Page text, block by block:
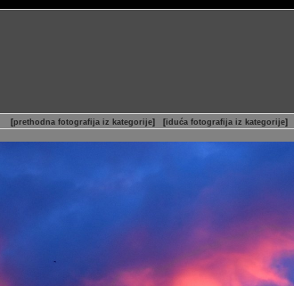
[prethodna fotografija iz kategorije] [iduća fotografija iz kategorije]